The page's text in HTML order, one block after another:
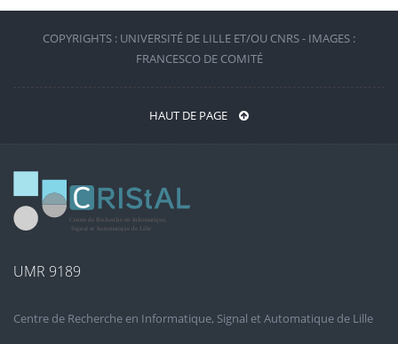
COPYRIGHTS : UNIVERSITÉ DE LILLE ET/OU CNRS - IMAGES :
FRANCESCO DE COMITÉ
HAUT DE PAGE
UMR 9189
Centre de Recherche en Informatique, Signal et Automatique de Lille